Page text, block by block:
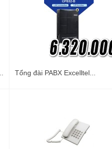
Tổng đài PABX Excelltel...